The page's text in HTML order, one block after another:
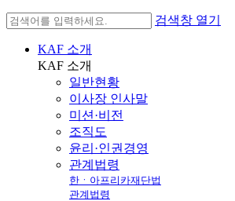
검색창 열기
KAF 소개
KAF 소개
일반현황
이사장 인사말
미션·비전
조직도
윤리·인권경영
관계법령
한ㆍ아프리카재단법
관계법령